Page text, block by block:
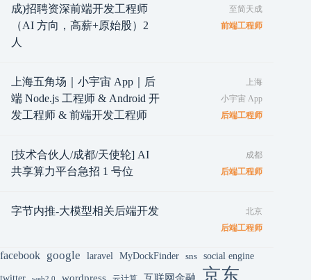
成)招聘资深前端开发工程师
（AI 方向，高薪+原始股）2
人
至简天成
前端工程师
上海五角场｜小宇宙 App｜后
端 Node.js 工程师 & Android 开
发工程师 & 前端开发工程师
上海
小宇宙 App
后端工程师
[技术合伙人/成都/天使轮] AI
共享算力平台急招 1 号位
成都
后端工程师
字节内推-大模型相关后端开发
北京
后端工程师
facebook google laravel MyDockFinder sns social engine
京东